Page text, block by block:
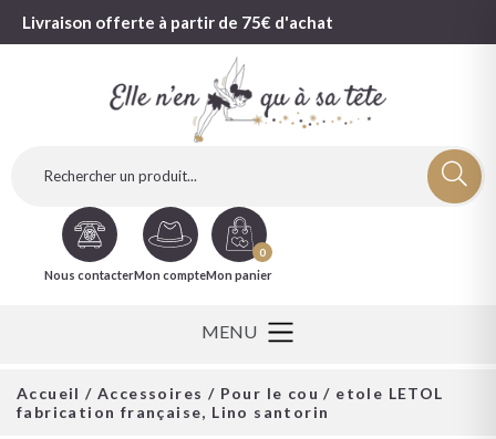
Livraison offerte à partir de 75€ d'achat
Nous contacterMon compte
0
Mon panier
Accueil /Accessoires / Pour le cou / etole LETOL
fabrication française, Lino santorin